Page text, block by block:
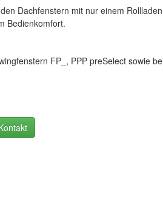
Dachfenstern mit nur einem
Bedienkomfort.
FP_, PPP preSelect sowie